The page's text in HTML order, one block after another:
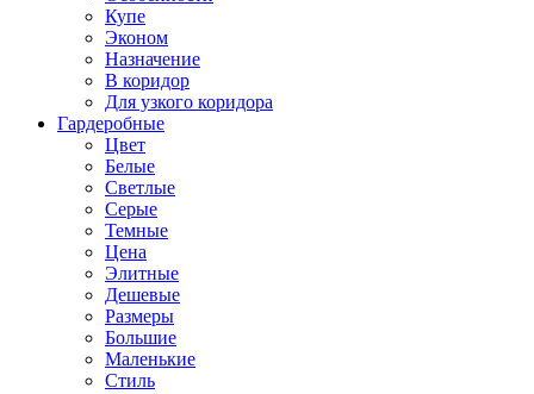
Купе
Эконом
Назначение
В коридор
Для узкого коридора
Гардеробные
Цвет
Белые
Светлые
Серые
Темные
Цена
Элитные
Дешевые
Размеры
Большие
Маленькие
Стиль